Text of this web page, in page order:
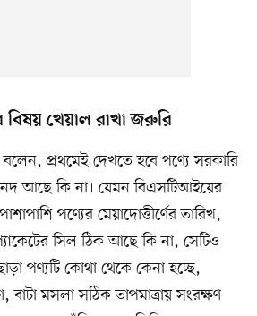
বিষয় খেয়াল রাখা জরুরি
বলেন, প্রথমেই দেখতে হবে পণ্যে সরকারি
আছে কি না। যেমন বিএসটিআইয়ের
পণ্যের মেয়াদোত্তীর্ণের তারিখ,
সিল ঠিক আছে কি না, সেটিও
পণ্যটি কোথা থেকে কেনা হচ্ছে,
বাটা মসলা সঠিক তাপমাত্রায় সংরক্ষণ